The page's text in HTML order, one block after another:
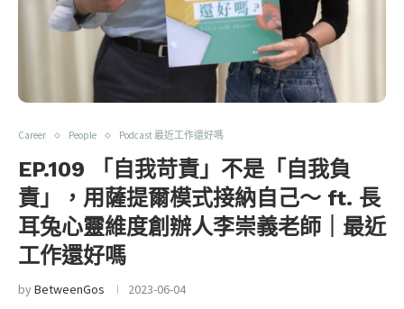
Career People Podcast 最近工作還好嗎
EP.109 「自我苛責」不是「自我負
責」，用薩提爾模式接納自己～ ft. 長
耳兔心靈維度創辦人李崇義老師｜最近
工作還好嗎
byBetweenGos 2023-06-04